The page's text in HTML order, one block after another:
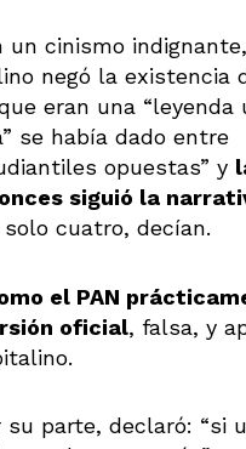
un cinismo
negó la existencia
eran una “leyenda
se había dado entre
opuestas” y
siguió la
cuatro, decían.
el PAN
oficial, falsa, y
su parte, declaró: “si